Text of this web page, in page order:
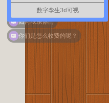
数字孪生3d可视
你们是怎么收费的呢？
如何联系你们